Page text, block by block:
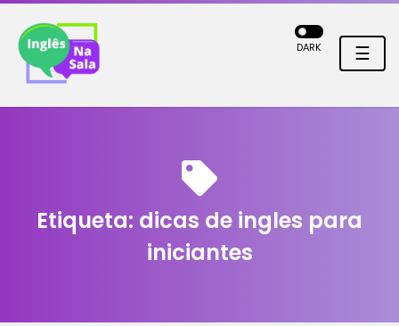
☰
DARK
Etiqueta: dicas de ingles para
iniciantes